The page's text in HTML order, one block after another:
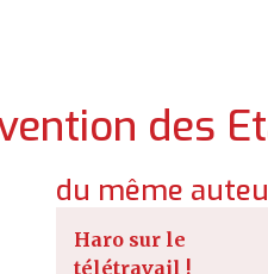
des
du même
Haro sur le
télétravail !